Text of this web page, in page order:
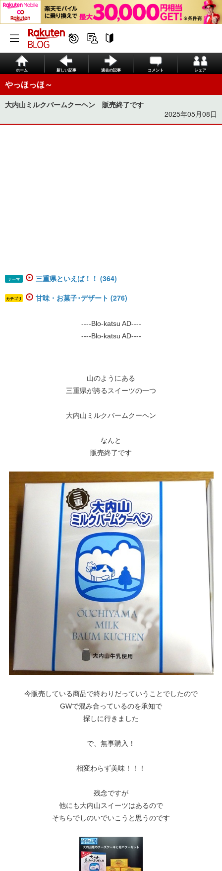
ホーム 新しい記事 過去の記事 コメント シェア
やっほっほ～
大内山ミルクバームクーヘン 販売終了です
2025年05月08日
テーマ 三重県といえば！！ (364)
カテゴリ 甘味・お菓子･デザート (276)
----Blo-katsu AD----
----Blo-katsu AD----
山のようにある
三重県が誇るスイーツの一つ
大内山ミルクバームクーヘン
なんと
販売終了です
今販売している商品で終わりだっていうことでしたので
GWで混み合っているのを承知で
探しに行きました
で、無事購入！
相変わらず美味！！！
残念ですが
他にも大内山スイーツはあるので
そちらでしのいでいこうと思うのです